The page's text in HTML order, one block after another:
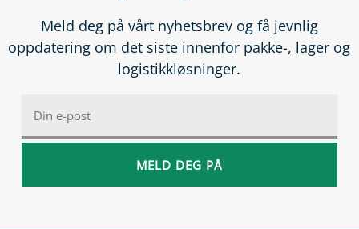
Meld deg på vårt nyhetsbrev og få jevnlig
oppdatering om det siste innenfor pakke-, lager og
logistikkløsninger.